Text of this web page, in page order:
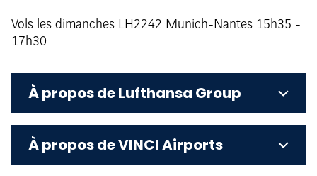
Vols les dimanches LH2242 Munich-Nantes 15h35 -
17h30
À propos de Lufthansa Group
À propos de VINCI Airports